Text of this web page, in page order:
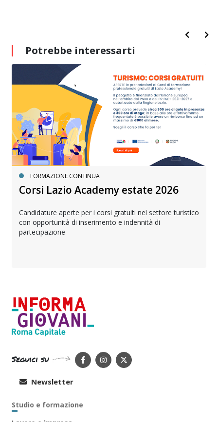
Potrebbe interessarti
FORMAZIONE CONTINUA
Corsi Lazio Academy estate 2026
Candidature aperte per i corsi gratuiti nel settore turistico
con opportunità di inserimento e indennità di
partecipazione
Seguici su
Newsletter
Studio e formazione